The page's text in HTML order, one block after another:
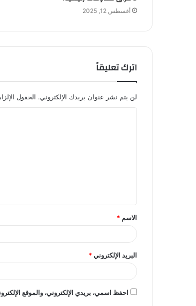
أغسطس 12, 2025
اترك تعليقاً
لن يتم نشر عنوان بريدك الإلكتروني. الحقول
ق
*
الاسم *
البريد الإلكتروني*
احفظ اسمي، بريدي الإلكتروني، والموقع